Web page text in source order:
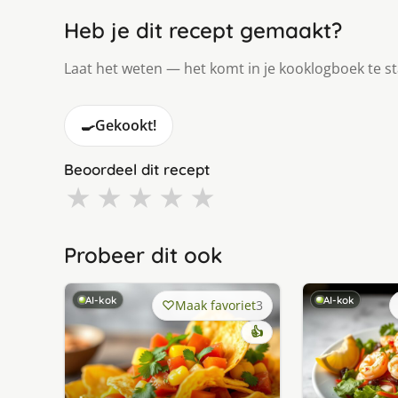
Heb je dit recept gemaakt?
Laat het weten — het komt in je kooklogboek te
🍳Gekookt!
Beoordeel dit recept
★ ★ ★ ★ ★
Probeer dit ook
AI-kok Maak favoriet3
👍
AI-kok